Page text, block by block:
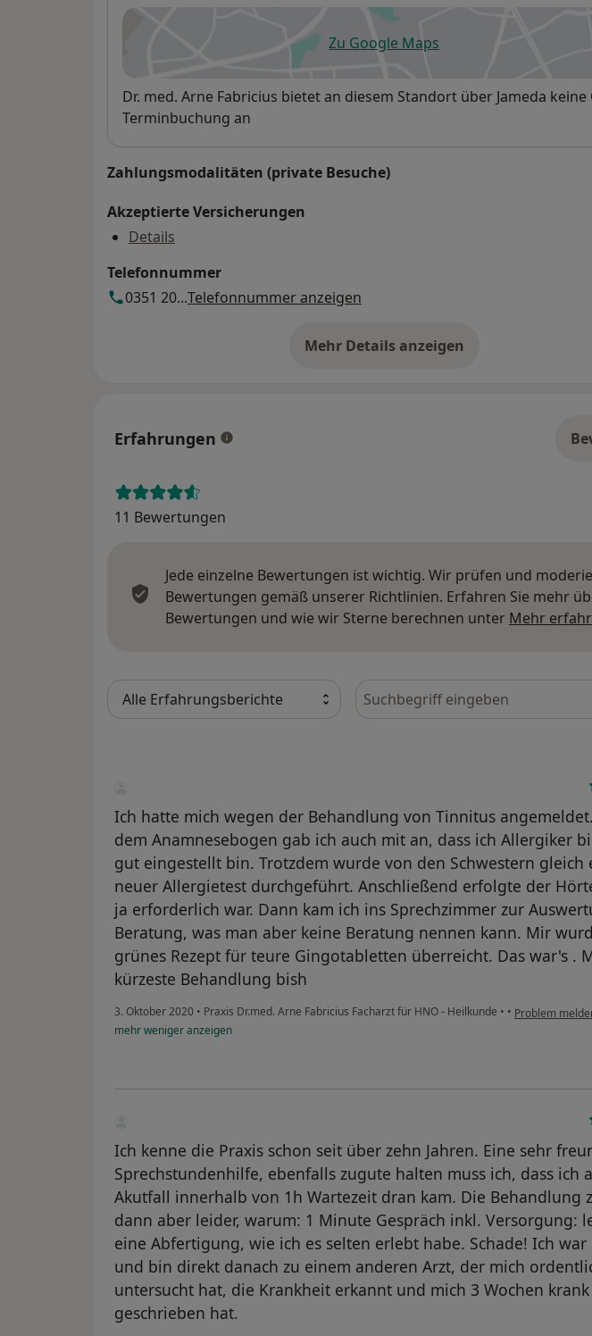
Zu Google Mapsöffnet in einer neuen
Verfügbarkeit
Dr. med. Arne Fabricius bietet an diesem Standort über Jameda keine
Terminbuchung an
Zahlungsmodalitäten (private Besuche)
Akzeptierte Versicherungen
Details
Telefonnummer
0351 20...Telefonnummer anzeigen
Mehr Details anzeigen
über die Adresse
Erfahrungen
11 Bewertungen
Jede einzelne Bewertungen ist wichtig. Wir prüfen und
Bewertungen gemäß unserer Richtlinien. Erfahren Sie mehr
Bewertungen und wie wir Sterne berechnen unter Mehr
Bewertungen durchsuchen
Ich hatte mich wegen der Behandlung von Tinnitus
dem Anamnesebogen gab ich auch mit an, dass ich Allergiker
gut eingestellt bin. Trotzdem wurde von den Schwestern gleich
neuer Allergietest durchgeführt. Anschließend erfolgte der
ja erforderlich war. Dann kam ich ins Sprechzimmer zur
Beratung, was man aber keine Beratung nennen kann. Mir
grünes Rezept für teure Gingotabletten überreicht. Das war's .
kürzeste Behandlung bish
3. Oktober 2020 • Praxis Dr.med. Arne Fabricius Facharzt für HNO - Heilkunde • • Problem
mehrwenigeranzeigen
Ich kenne die Praxis schon seit über zehn Jahren. Eine sehr
Sprechstundenhilfe, ebenfalls zugute halten muss ich, dass ich
Akutfall innerhalb von 1h Wartezeit dran kam. Die Behandlung
dann aber leider, warum: 1 Minute Gespräch inkl. Versorgung:
eine Abfertigung, wie ich es selten erlebt habe. Schade! Ich
und bin direkt danach zu einem anderen Arzt, der mich
untersucht hat, die Krankheit erkannt und mich 3 Wochen krank
geschrieben hat.